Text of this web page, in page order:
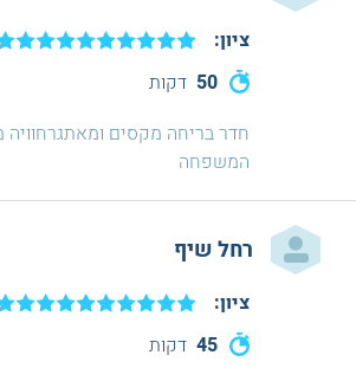
50 דקות
ציון:
חדר בריחה מקסים ומאתגרחוויה
המשפחה
רחל שיף
45 דקות
ציון: